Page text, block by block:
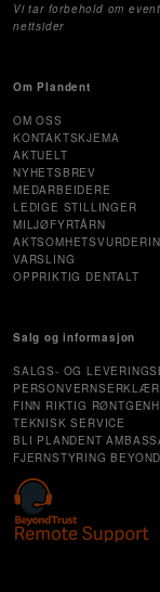
Vi tar forbehold om
nettsider
Om Plandent
OM OSS
KONTAKTSKJEMA
AKTUELT
NYHETSBREV
MEDARBEIDERE
LEDIGE STILLINGER
MILJØFYRTÅRN
VARSLING
OPPRIKTIG DENTALT
Salg og informasjon
SALGS- OG
FINN RIKTIG
TEKNISK SERVICE
BLI PLANDENT
FJERNSTYRING